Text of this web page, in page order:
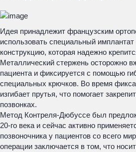
Идея принадлежит французским
использовать специальный
конструкцию, которая надежно
Металлический стержень осторожно
пациента и фиксируется с помощью
специальных крючков. Во время
изгибает прутья, что помогает
позвонках.
Метод Контреля-Дюбуссе был
20-го века и сейчас активно
позвоночника у пациентов со всего
операции заключается в том, что